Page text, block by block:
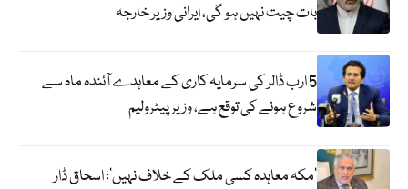
بات چیت نہیں ہو گی، ایرانی وزیر خارجہ
5 ارب ڈالر کی سرمایہ کاری کے معاہدے آئندہ ماہ سے
شروع ہونے کی توقع ہے، وزیر پیٹرولیم
‘مکہ معاہدہ کسی ملک کے خلاف نہیں’؛ اسحاق ڈار